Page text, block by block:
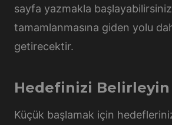
sayfa yazmakla başlayabilirsiniz.
tamamlanmasına giden yolu
getirecektir.
Hedefinizi Belirleyin
Küçük başlamak için